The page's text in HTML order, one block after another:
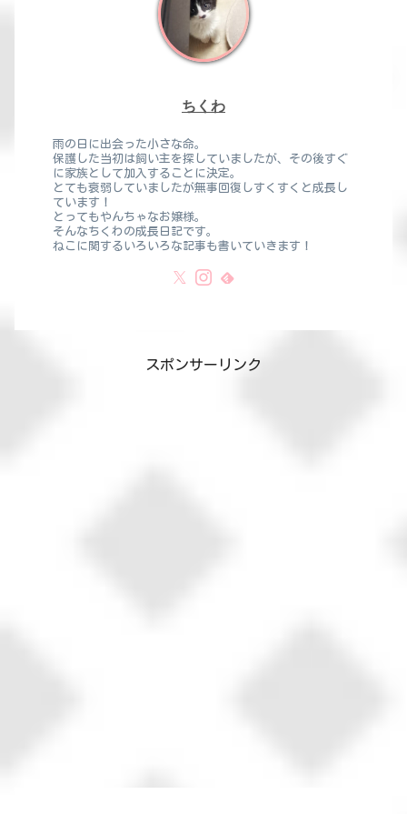
ちくわ
雨の日に出会った小さな命。
保護した当初は飼い主を探していましたが、その後すぐ
に家族として加入することに決定。
とても衰弱していましたが無事回復しすくすくと成長し
ています！
とってもやんちゃなお嬢様。
そんなちくわの成長日記です。
ねこに関するいろいろな記事も書いていきます！
スポンサーリンク